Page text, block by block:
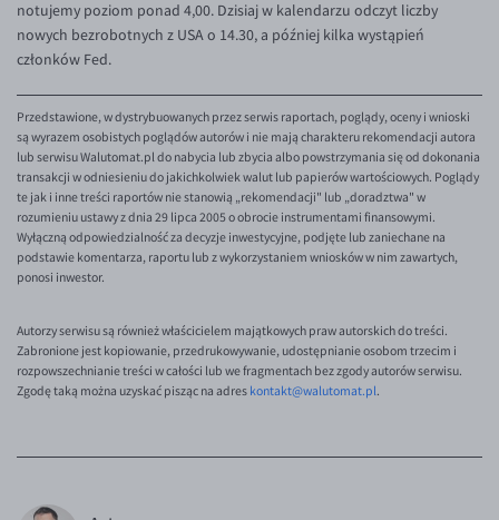
notujemy poziom ponad 4,00. Dzisiaj w kalendarzu odczyt liczby
nowych bezrobotnych z USA o 14.30, a później kilka wystąpień
członków Fed.
Przedstawione, w dystrybuowanych przez serwis raportach, poglądy, oceny i wnioski
są wyrazem osobistych poglądów autorów i nie mają charakteru rekomendacji autora
lub serwisu Walutomat.pl do nabycia lub zbycia albo powstrzymania się od dokonania
transakcji w odniesieniu do jakichkolwiek walut lub papierów wartościowych. Poglądy
te jak i inne treści raportów nie stanowią „rekomendacji" lub „doradztwa" w
rozumieniu ustawy z dnia 29 lipca 2005 o obrocie instrumentami finansowymi.
Wyłączną odpowiedzialność za decyzje inwestycyjne, podjęte lub zaniechane na
podstawie komentarza, raportu lub z wykorzystaniem wniosków w nim zawartych,
ponosi inwestor.
Autorzy serwisu są również właścicielem majątkowych praw autorskich do treści.
Zabronione jest kopiowanie, przedrukowywanie, udostępnianie osobom trzecim i
rozpowszechnianie treści w całości lub we fragmentach bez zgody autorów serwisu.
Zgodę taką można uzyskać pisząc na adres kontakt@walutomat.pl.